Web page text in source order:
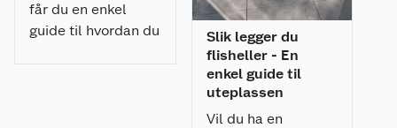
får du en enkel
guide til hvordan du
Slik legger du
flisheller - En
enkel guide til
uteplassen
Vil du ha en